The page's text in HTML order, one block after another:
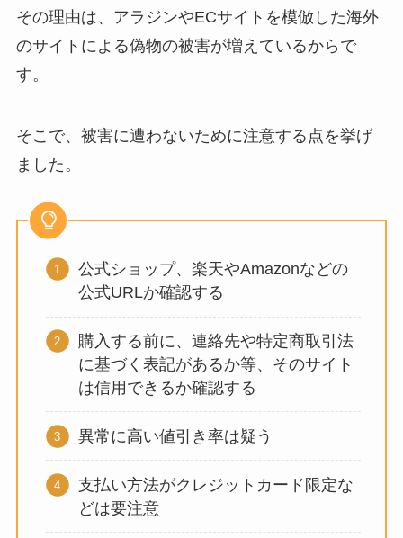
その理由は、アラジンやECサイトを模倣した海外
のサイトによる偽物の被害が増えているからで
す。
そこで、被害に遭わないために注意する点を挙げ
ました。
公式ショップ、楽天やAmazonなどの
公式URLか確認する
購入する前に、連絡先や特定商取引法
に基づく表記があるか等、そのサイト
は信用できるか確認する
異常に高い値引き率は疑う
支払い方法がクレジットカード限定な
どは要注意